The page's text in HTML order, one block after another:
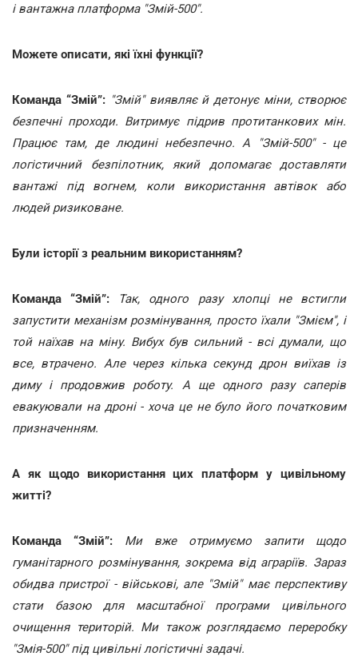
і вантажна платформа "Змій-500".
Можете описати, які їхні функції?
Команда “Змій”: "Змій" виявляє й детонує міни, створює
безпечні проходи. Витримує підрив протитанкових мін.
Працює там, де людині небезпечно. А "Змій-500" - це
логістичний безпілотник, який допомагає доставляти
вантажі під вогнем, коли використання автівок або
людей ризиковане.
Були історії з реальним використанням?
Команда “Змій”:
Так, одного разу хлопці не встигли
запустити механізм розмінування, просто їхали "Змієм", і
той наїхав на міну. Вибух був сильний - всі думали, що
все, втрачено. Але через кілька секунд дрон виїхав із
диму і продовжив роботу. А ще одного разу саперів
евакуювали на дроні - хоча це не було його початковим
призначенням.
А як щодо використання цих платформ у цивільному
житті?
Команда “Змій”:
Ми вже отримуємо запити щодо
гуманітарного розмінування, зокрема від аграріїв. Зараз
обидва пристрої - військові, але "Змій" має перспективу
стати базою для масштабної програми цивільного
очищення територій. Ми також розглядаємо переробку
"Змія-500" під цивільні логістичні задачі.